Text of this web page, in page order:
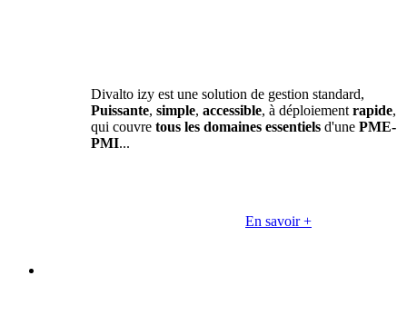
Divalto izy est une solution de gestion standard,
Puissante, simple, accessible, à déploiement rapide,
qui couvre tous les domaines essentiels d'une PME-
PMI...
En savoir +